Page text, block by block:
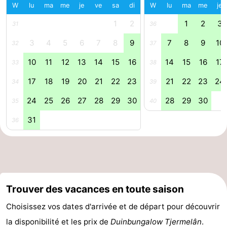
Forum
Route
Stationnement
Saut
Wadden
Médicales
Région
-
de
-
W lu ma me je ve sa di
31 1 2
32 3 4 5 6 7 8 9
33 10 11 12 13 14 15 16
34 17 18 19 20 21 22 23
35 24 25 26 27 28 29 30
36 31
W lu ma me je
36 1 2 3
37 7 8 9 10
38 14 15 16 17
39 21 22 23 24
40 28 29 30
Trouver des vacances en toute saison
Choisissez vos dates d'arrivée et de départ pour découvrir
la disponibilité et les prix de Duinbungalow Tjermelân.